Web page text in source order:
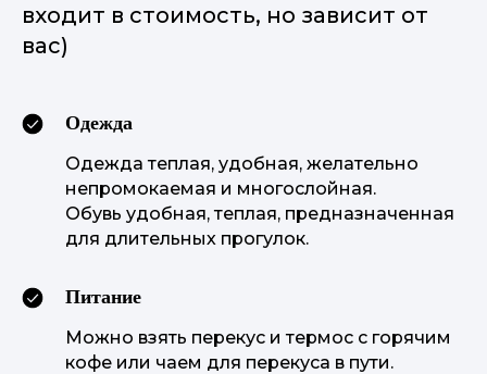
входит в стоимость, но зависит от
вас)
Одежда
Одежда теплая, удобная, желательно
непромокаемая и многослойная.
Обувь удобная, теплая, предназначенная
для длительных прогулок.
Питание
Можно взять перекус и термос с горячим
кофе или чаем для перекуса в пути.